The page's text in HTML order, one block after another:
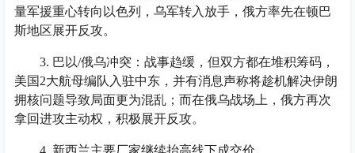
量军援重心转向以色列，乌军转入放手，俄方率先在顿巴
斯地区展开反攻。
3. 巴以/俄乌冲突：战事趋缓，但双方都在堆积筹码，
美国2大航母编队入驻中东，并有消息声称将趁机解决伊朗
拥核问题导致局面更为混乱；而在俄乌战场上，俄方再次
拿回进攻主动权，积极展开反攻。
4. 新西兰主要厂家继续抬高线下成交价。